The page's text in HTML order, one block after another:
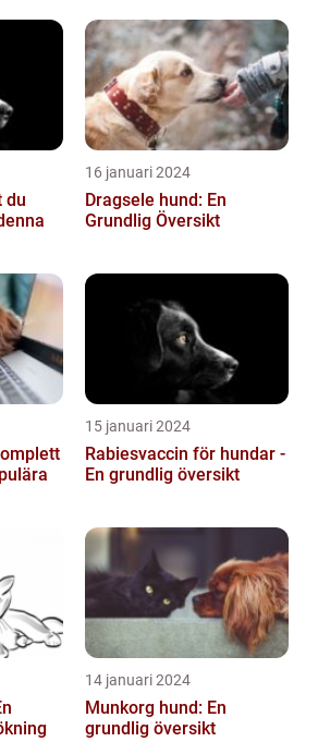
du
16 januari 2024
Dragsele hund: En
Grundlig Översikt
15 januari 2024
Rabiesvaccin för hundar -
En grundlig översikt
14 januari 2024
Munkorg hund: En
grundlig översikt